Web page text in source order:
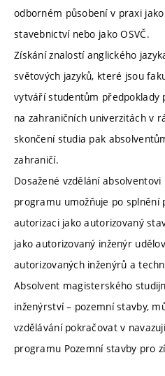
odborném působení v praxi
stavebnictví nebo jako OSVČ.
Získání znalostí anglického
světových jazyků, které jsou
vytváří studentům předpoklady
na zahraničních univerzitách v
skončení studia pak
zahraničí.
Dosažené vzdělání
programu umožňuje po splnění
autorizaci jako autorizovaný
jako autorizovaný inženýr
autorizovaných inženýrů a
Absolvent magisterského
inženýrství – pozemní stavby,
vzdělávání pokračovat v
programu Pozemní stavby pro